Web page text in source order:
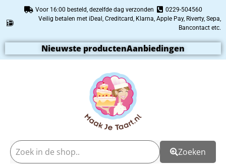
Voor 16:00 besteld, dezelfde dag verzonden
0229-504560
Veilig betalen met iDeal, Creditcard, Klarna, Apple Pay, Riverty, Sepa,
Bancontact etc.
Nieuwste productenAanbiedingen
Zoeken